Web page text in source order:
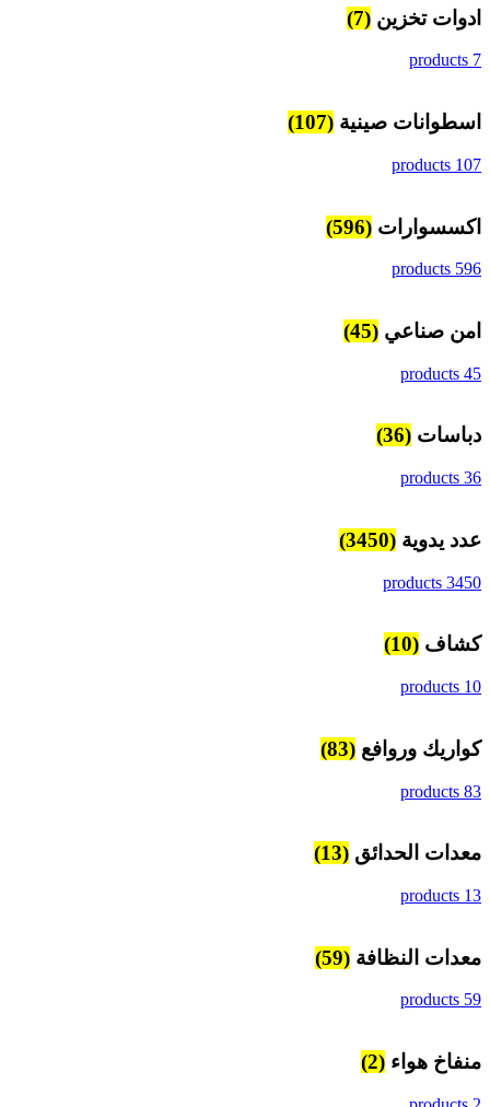
ادوات تخزين (7)
7 products
اسطوانات صينية (107)
107 products
اكسسوارات (596)
596 products
امن صناعي (45)
45 products
دباسات (36)
36 products
عدد يدوية (3450)
3450 products
كشاف (10)
10 products
كواريك وروافع (83)
83 products
معدات الحدائق (13)
13 products
معدات النظافة (59)
59 products
منفاخ هواء (2)